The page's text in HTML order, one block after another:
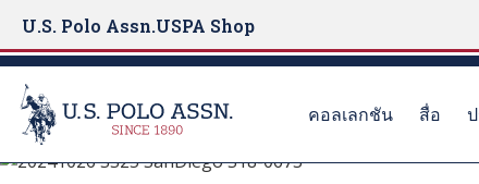
U.S. Polo Assn.USPA Shop
คอลเลกชัน สื่อ
ข่าวประชาสัมพันธ์